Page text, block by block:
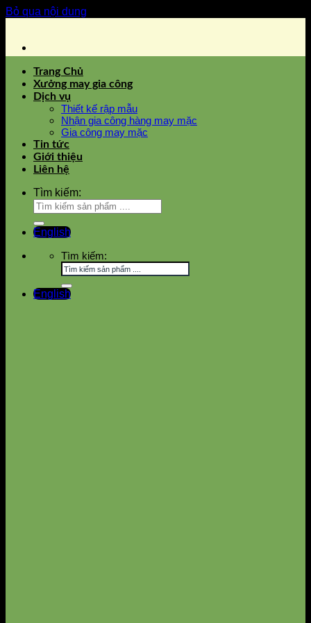
Bỏ qua nội dung
Trang Chủ
Xưởng may gia công
Dịch vụ
Thiết kế rập mẫu
Nhận gia công hàng may mặc
Gia công may mặc
Tin tức
Giới thiệu
Liên hệ
Tìm kiếm:
English
Tìm kiếm:
English